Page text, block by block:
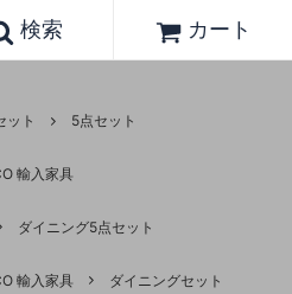
検索 カート
ット 5点セット
輸入家具
ダイニング5点セット
輸入家具 ダイニングセット